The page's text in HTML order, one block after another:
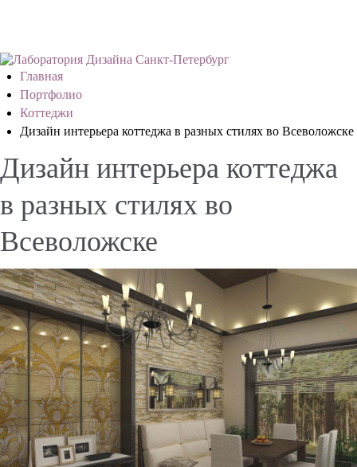
Главная
Портфолио
Коттеджи
Дизайн интерьера коттеджа в разных стилях во Всеволожске
Дизайн интерьера коттеджа
в разных стилях во
Всеволожске